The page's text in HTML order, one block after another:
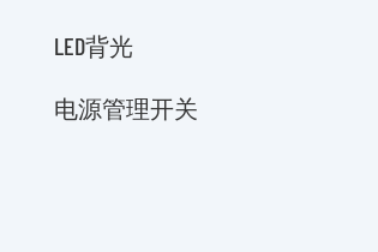
LED背光
电源管理开关